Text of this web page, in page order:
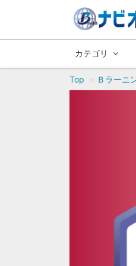
カテゴリ
Top Ｂラーニ